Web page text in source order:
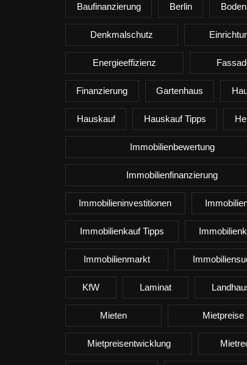
Baufinanzierung Berlin
Denkmalschutz
Energieeffizienz
Finanzierung Gartenhaus
Hauskauf Hauskauf Tipps
Immobilienbewertung
Immobilienfinanzierung
Immobilieninvestitionen
Immobilienkauf Tipps
Immobilienmarkt
KfW Laminat
Mieten Mietpreise
Mietpreisentwicklung